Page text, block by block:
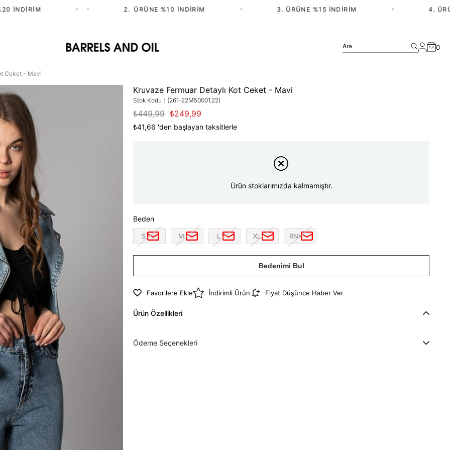
İNDIRIM • 2.⁠ ⁠ÜRÜNE %10 İNDIRIM 3. ÜRÜNE %15 İNDIRIM 4.
Ara 0
Ceket - Mavi
Kruvaze Fermuar Detaylı Kot Ceket - Mavi
Stok Kodu (261-22M50001.22)
₺449,99 ₺249,99
₺41,66 'den başlayan taksitlerle
Ürün stoklarımızda kalmamıştır.
Beden
S M L XL RNK
Bedenimi Bul
Favorilere Ekle İndirimli Ürün Fiyat Düşünce Haber Ver
Ürün Özellikleri
Ödeme Seçenekleri